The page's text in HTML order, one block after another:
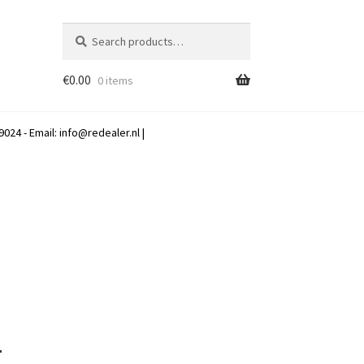
for:
€0.00 0 items
- Email: info@redealer.nl|